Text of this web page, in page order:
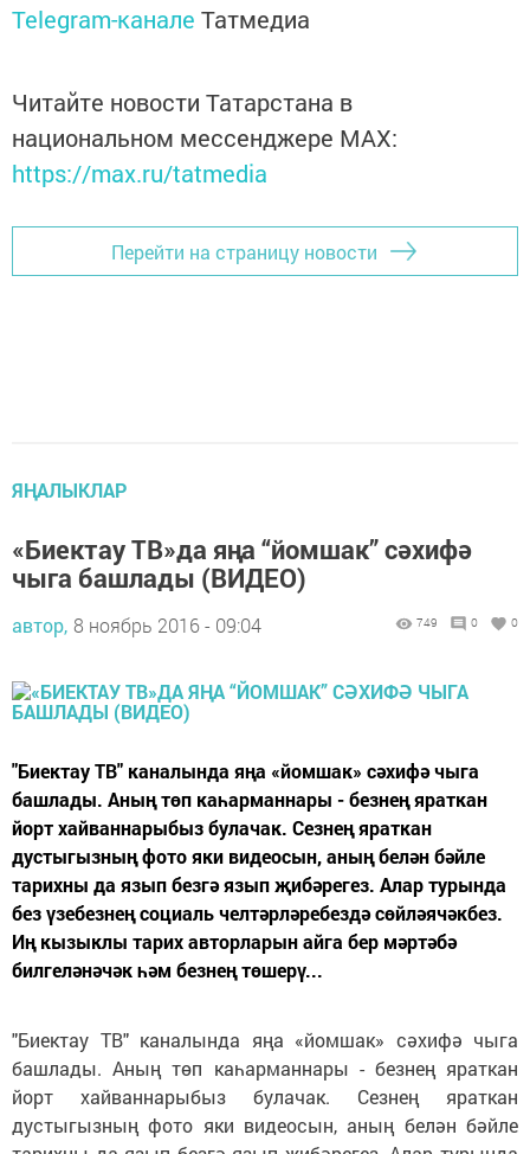
Telegram-канале Татмедиа
Читайте новости Татарстана в
национальном мессенджере MАХ:
https://max.ru/tatmedia
Перейти на страницу новости
ЯҢАЛЫКЛАР
«Биектау ТВ»да яңа “йомшак” сәхифә
чыга башлады (ВИДЕО)
автор, 8 ноябрь 2016 - 09:04 749 0 0
"Биектау ТВ" каналында яңа «йомшак» сәхифә чыга
башлады. Аның төп каһарманнары - безнең яраткан
йорт хайваннарыбыз булачак. Сезнең яраткан
дустыгызның фото яки видеосын, аның белән бәйле
тарихны да язып безгә язып җибәрегез. Алар турында
без үзебезнең социаль челтәрләребездә сөйләячәкбез.
Иң кызыклы тарих авторларын айга бер мәртәбә
билгеләнәчәк һәм безнең төшерү...
"Биектау ТВ" каналында яңа «йомшак» сәхифә чыга
башлады. Аның төп каһарманнары - безнең яраткан
йорт хайваннарыбыз булачак. Сезнең яраткан
дустыгызның фото яки видеосын, аның белән бәйле